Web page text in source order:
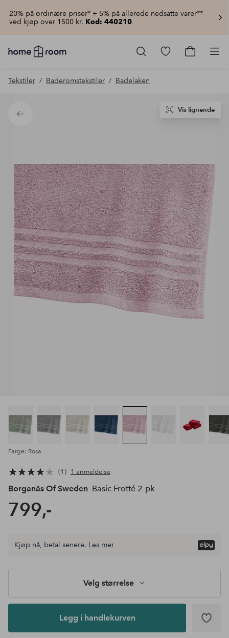
20% på ordinære priser* + 5% på allerede nedsatte varer**
ved kjøp over 1500 kr. Kod: 440210
Homeroom
–
hjemmet
pris
Gå
Gå
Tekstiler Baderomstekstiler Badelaken
Tilbake
Vis lignende
Farge: Rosa
1 1 anmeldelse
Borganäs Of Sweden Basic Frotté 2-pk
799,-
Legg i
Kjøp nå, betal senere. Les mer
Velg størrelse
Legg i handlekurven